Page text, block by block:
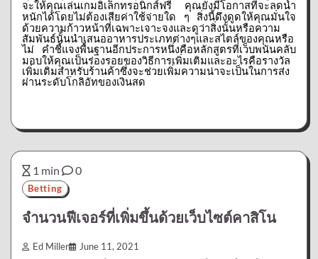
จะให้คุณเล่นเกมอิเล็กทรอนิกส์ฟรี
คุณยังมีโอกาสที่จะลดน้ำ
หนักได้โดยไม่ต้องเสียค่าใช้จ่ายใด
ๆ
สิ่งนี้ดึงดูดให้คุณมั่นใจ
ด้วยความก้าวหน้าที่เฉพาะเจาะจงและดูว่าสิ่งนั้นหรือความ
สัมพันธ์นั้นนำเสนออาหารประเภทต่างๆและสไตล์ของคุณหรือ
ไม่
คำชี้แจงพื้นฐานอีกประการหนึ่งคือหลักสูตรที่เว็บพนันคลับ
มอบให้คุณเป็นร่องรอยของวิธีการเพิ่มเติมและอะไรคือรางวัล
เพิ่มเติมสำหรับร้านค้าซึ่งจะช่วยเพิ่มความน่าจะเป็นในการส่ง
ผ่านระดับโกลิอัทของเงินสด
1 min 0
Betting
จำนวนฟีเจอร์ที่เพิ่มขึ้นด้วยเว็บไซต์คาสิโน
Ed Miller June 11, 2021